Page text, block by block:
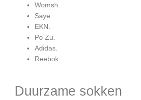
Womsh.
Saye.
EKN.
Po Zu.
Adidas.
Reebok.
Duurzame sokken